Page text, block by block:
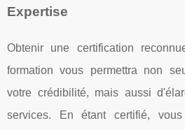
Expertise
Obtenir une certification
formation vous permettra non
votre crédibilité, mais aussi
services. En étant certifié,